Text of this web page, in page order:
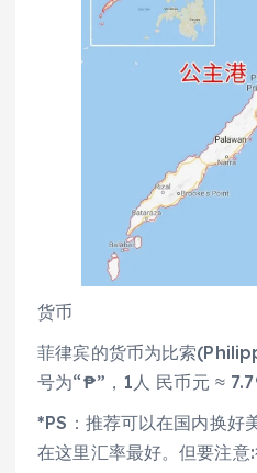
货币
菲律宾的货币为比索
号为“₱”，1人 民币元 ≈
*PS：推荐可以在国内换好
在这里汇率最好。但要注